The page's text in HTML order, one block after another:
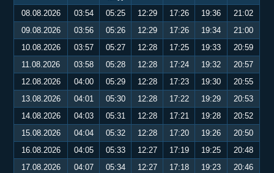
08.08.2026 03:54 05:25 12:29 17:26 19:36
21:02
09.08.2026
03:56 05:26 12:29 17:26 19:34
21:00
10.08.2026
03:57 05:27 12:28 17:25 19:33
20:59
11.08.2026
03:58 05:28 12:28 17:24 19:32
20:57
12.08.2026
04:00 05:29 12:28 17:23 19:30
20:55
13.08.2026
04:01 05:30 12:28 17:22 19:29
20:53
14.08.2026
04:03 05:31 12:28 17:21 19:28
20:52
15.08.2026
04:04 05:32 12:28 17:20 19:26
20:50
16.08.2026
04:05 05:33 12:27 17:19 19:25
20:48
17.08.2026
04:07 05:34 12:27 17:18 19:23
20:46